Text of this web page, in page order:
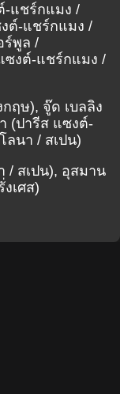
-แชร์กแมง /
ต์-แชร์กแมง /
ร์พูล /
ซงต์-แชร์กแมง /
ฤษ), จู๊ด เบลลิง
(ปารีส แซงต์-
ลนา / สเปน)
/ สเปน), อุสมาน
เศส)